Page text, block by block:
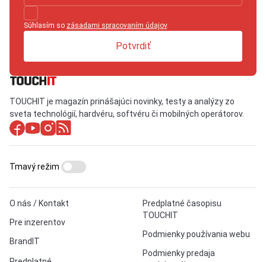
Súhlasím so zásadami spracovaním údajov.
Potvrdiť
TOUCHIT je magazín prinášajúci novinky, testy a analýzy zo
sveta technológií, hardvéru, softvéru či mobilných operátorov.
O nás / Kontakt
Pre inzerentov
BrandIT
Predplatné časopisu
TOUCHIT
Podmienky používania webu
Podmienky predaja
Tmavý režim